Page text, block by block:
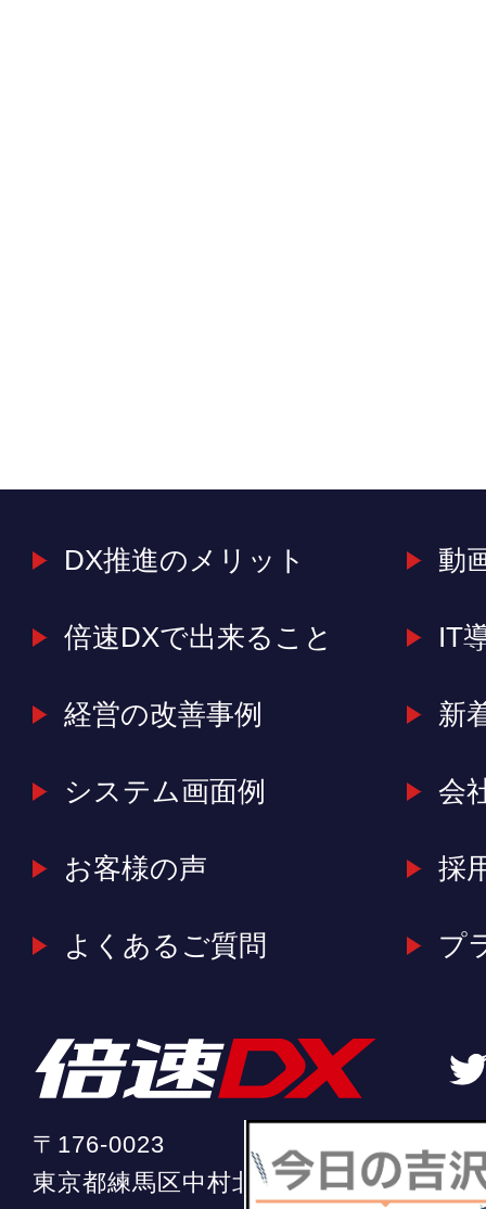
〒176-0023
東京都練馬区中村北2-20-11 ソフィア
DX推進のメリット
倍速DXで出来ること
経営の改善事例
システム画面例
お客様の声
よくあるご質問
動
IT
新
会
採
プ